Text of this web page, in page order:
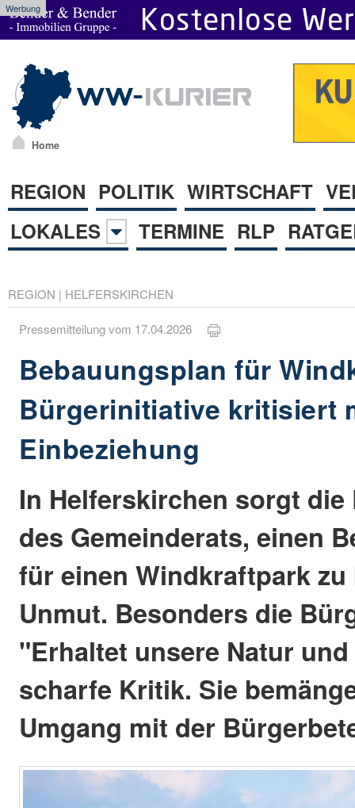
Werbung
Home
REGION POLITIK WIRTSCHAFT
LOKALES
TERMINE RLP
REGION | HELFERSKIRCHEN
Pressemitteilung vom 17.04.2026
Bebauungsplan für
Bürgerinitiative kritisiert
Einbeziehung
In Helferskirchen sorgt
des Gemeinderats, einen
für einen Windkraftpark
Unmut. Besonders die
"Erhaltet unsere Natur
scharfe Kritik. Sie
Umgang mit der